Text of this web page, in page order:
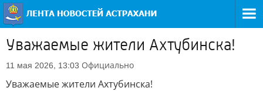
Уважаемые жители Ахтубинска!
11 мая 2026, 13:03 Официально
Уважаемые жители Ахтубинска!